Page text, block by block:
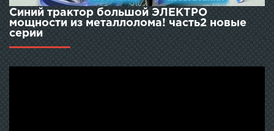
Синий трактор большой ЭЛЕКТРО
мощности из металлолома! часть2 новые
серии